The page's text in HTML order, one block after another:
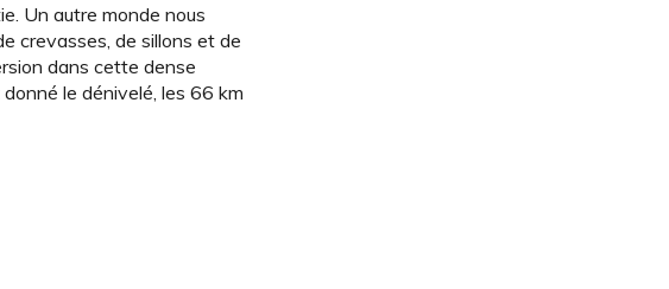
Un autre monde nous
crevasses, de sillons et de
dans cette dense
le dénivelé, les 66 km